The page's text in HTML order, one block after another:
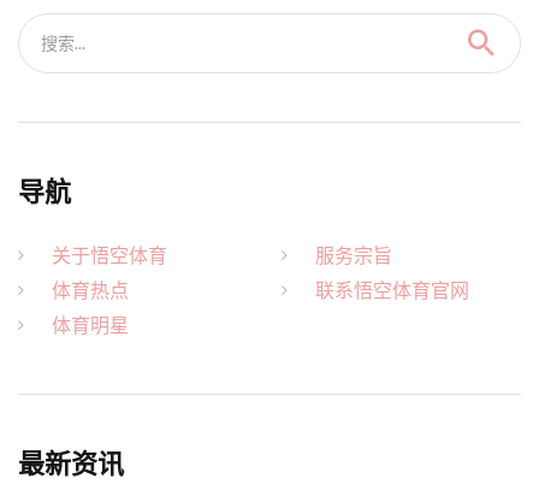
搜索...
导航
关于悟空体育
体育热点
体育明星
服务宗旨
联系悟空体育官网
最新资讯